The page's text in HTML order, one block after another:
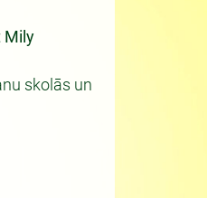
Mily
skolās un